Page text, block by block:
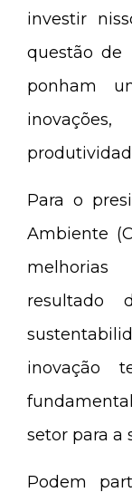
investir
questão de
ponham
Para o
Ambiente
resultado
inovação
setor para a
Podem